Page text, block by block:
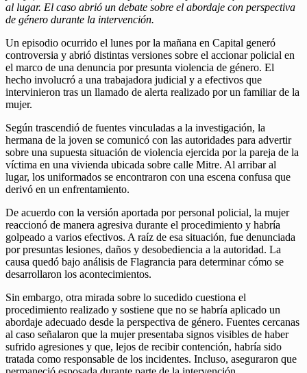
al lugar. El caso abrió un debate sobre el abordaje con perspectiva
de género durante la intervención.
Un episodio ocurrido el lunes por la mañana en Capital generó
controversia y abrió distintas versiones sobre el accionar policial en
el marco de una denuncia por presunta violencia de género. El
hecho involucró a una trabajadora judicial y a efectivos que
intervinieron tras un llamado de alerta realizado por un familiar de la
mujer.
Según trascendió de fuentes vinculadas a la investigación, la
hermana de la joven se comunicó con las autoridades para advertir
sobre una supuesta situación de violencia ejercida por la pareja de la
víctima en una vivienda ubicada sobre calle Mitre. Al arribar al
lugar, los uniformados se encontraron con una escena confusa que
derivó en un enfrentamiento.
De acuerdo con la versión aportada por personal policial, la mujer
reaccionó de manera agresiva durante el procedimiento y habría
golpeado a varios efectivos. A raíz de esa situación, fue denunciada
por presuntas lesiones, daños y desobediencia a la autoridad. La
causa quedó bajo análisis de Flagrancia para determinar cómo se
desarrollaron los acontecimientos.
Sin embargo, otra mirada sobre lo sucedido cuestiona el
procedimiento realizado y sostiene que no se habría aplicado un
abordaje adecuado desde la perspectiva de género. Fuentes cercanas
al caso señalaron que la mujer presentaba signos visibles de haber
sufrido agresiones y que, lejos de recibir contención, habría sido
tratada como responsable de los incidentes. Incluso, aseguraron que